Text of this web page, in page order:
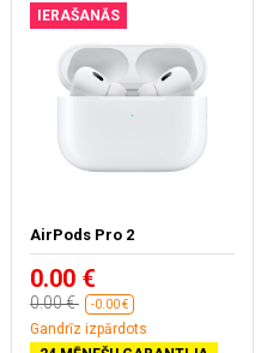
IERAŠANĀS
AirPods Pro 2
0.00 €
0.00 € -0.00 €
Gandrīz izpārdots